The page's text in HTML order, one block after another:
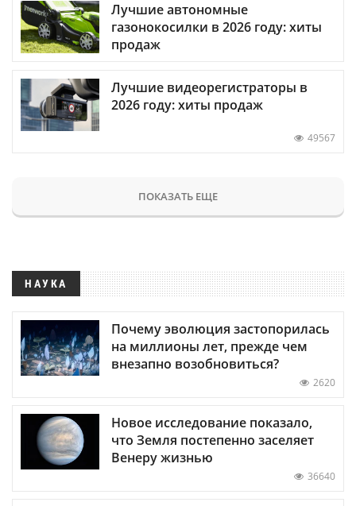
Лучшие автономные
газонокосилки в 2026 году: хиты
продаж
Лучшие видеорегистраторы в
2026 году: хиты продаж
49567
ПОКАЗАТЬ ЕЩЕ
НАУКА
Почему эволюция застопорилась
на миллионы лет, прежде чем
внезапно возобновиться?
2620
Новое исследование показало,
что Земля постепенно заселяет
Венеру жизнью
36640